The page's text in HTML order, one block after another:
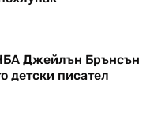
Джейлън Брънсън
детски писател